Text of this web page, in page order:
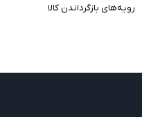
رویه‌های بازگرداندن کالا